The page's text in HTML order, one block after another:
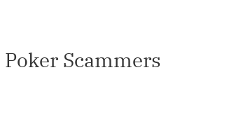
Scammers